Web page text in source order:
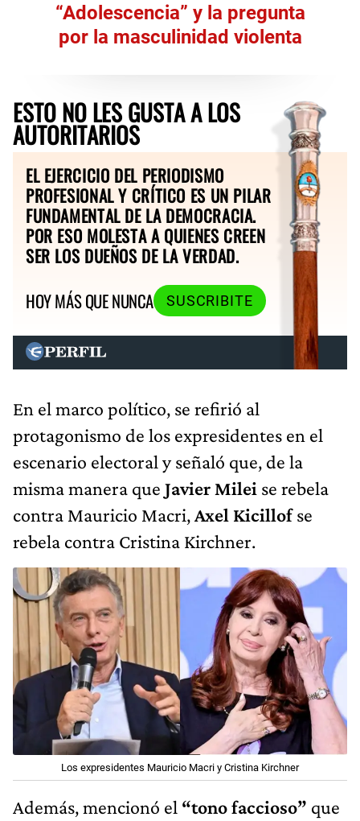
“Adolescencia” y la pregunta
por la masculinidad violenta
ESTO NO LES GUSTA A LOS
AUTORITARIOS
EL EJERCICIO DEL PERIODISMO
PROFESIONAL Y CRÍTICO ES UN PILAR
FUNDAMENTAL DE LA DEMOCRACIA.
POR ESO MOLESTA A QUIENES CREEN
SER LOS DUEÑOS DE LA VERDAD.
HOY MÁS QUE NUNCA
SUSCRIBITE
En el marco político, se refirió al
protagonismo de los expresidentes en el
escenario electoral y señaló que, de la
misma manera que Javier Milei se rebela
contra Mauricio Macri,Axel Kicillofse
rebela contra Cristina Kirchner.
Los expresidentes Mauricio Macri y Cristina Kirchner
Además, mencionó el “tono faccioso” que